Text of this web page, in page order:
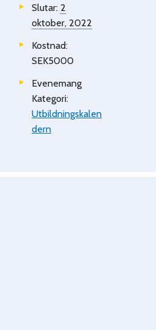
Slutar: 2
oktober, 2022
Kostnad:
SEK5000
Evenemang
Kategori:
Utbildningskalen
dern